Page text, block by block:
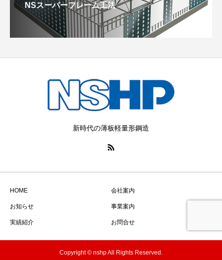
NSスーパーフレーム工法
新時代の薄板軽量形鋼造
HOME 会社案内
お知らせ 事業案内
実績紹介 お問合せ
Copyright © nshp All Rights Reserved.